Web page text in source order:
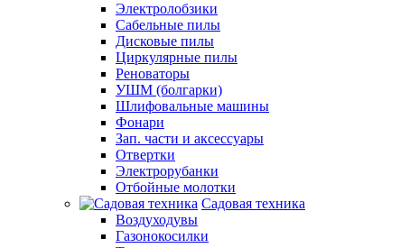
Электролобзики
Сабельные пилы
Дисковые пилы
Циркулярные пилы
Реноваторы
УШМ (болгарки)
Шлифовальные машины
Фонари
Зап. части и аксессуары
Отвертки
Электрорубанки
Отбойные молотки
Садовая техника
Воздуходувы
Газонокосилки